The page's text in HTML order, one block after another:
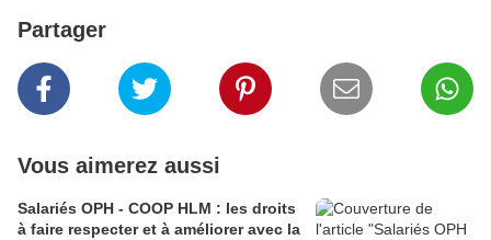
Partager
Vous aimerez aussi
Salariés OPH - COOP HLM : les droits
à faire respecter et à améliorer avec la